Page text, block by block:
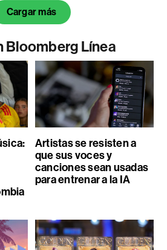
Cargar más
Bloomberg Línea
Artistas se resisten a
que sus voces y
canciones sean usadas
para entrenar a la IA